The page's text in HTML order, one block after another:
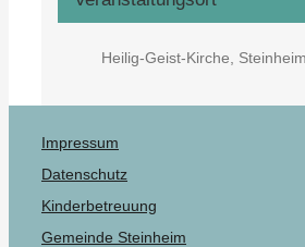
Heilig-Geist-Kirche, Steinheim
Impressum
Datenschutz
Kinderbetreuung
Gemeinde Steinheim